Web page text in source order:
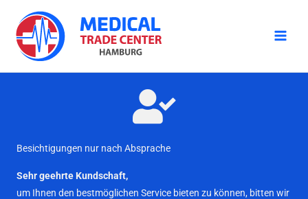
Inhalt
springen
Besichtigungen nur nach Absprache
Sehr geehrte Kundschaft,
um Ihnen den bestmöglichen Service bieten zu können, bitten wir